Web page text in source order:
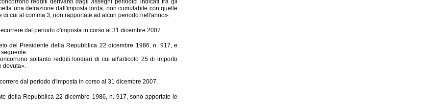
una detrazione dall'imposta lorda, non cumulabile con quelle
cui al comma 3, non rapportate ad alcun periodo nell'anno».
dal periodo d'imposta in corso al 31 dicembre 2007.
del Presidente della Repubblica 22 dicembre 1986, n. 917,e
soltanto redditi fondiari di cui all'articolo 25 di importo
dovuta».
dal periodo d'imposta in corso al 31 dicembre 2007.
della Repubblica 22 dicembre 1986, n. 917, sono apportate le